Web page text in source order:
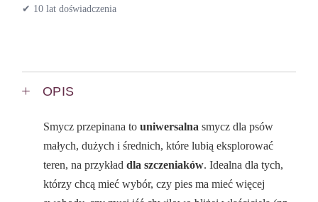
✔ 10 lat doświadczenia
OPIS
Smycz przepinana to uniwersalna smycz dla psów
małych, dużych i średnich, które lubią eksplorować
teren, na przykładdla szczeniaków. Idealna dla tych,
którzy chcą mieć wybór, czy pies ma mieć więcej